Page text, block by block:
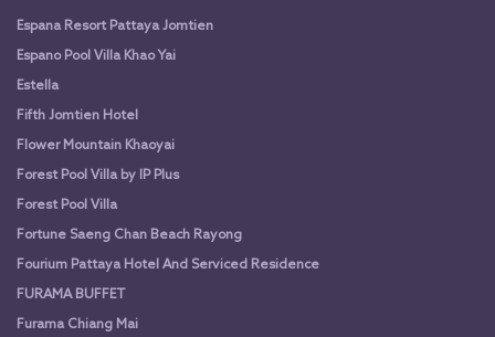
Espana Resort Pattaya Jomtien
Espano Pool Villa Khao Yai
Estella
Fifth Jomtien Hotel
Flower Mountain Khaoyai
Forest Pool Villa by IP Plus
Forest Pool Villa
Fortune Saeng Chan Beach Rayong
Fourium Pattaya Hotel And Serviced Residence
FURAMA BUFFET
Furama Chiang Mai